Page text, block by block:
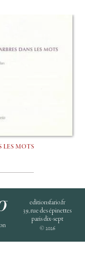
les mots
editionsfario.fr
39, rue des épinettes
paris dix-sept
© 2026